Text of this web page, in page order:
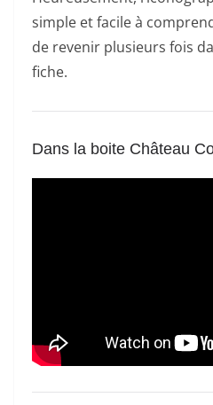
simple et facile à
de revenir plusieurs fois
fiche.
Dans la boite Château